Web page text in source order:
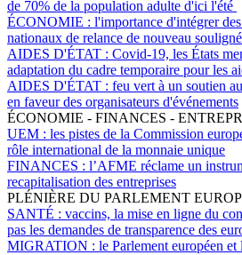
de 70% de la population adulte d'ici l'été
ÉCONOMIE : l'importance d'intégrer
nationaux de relance de nouveau
AIDES D'ÉTAT : Covid-19, les États
adaptation du cadre temporaire pour les
AIDES D'ÉTAT : feu vert à un soutien
en faveur des organisateurs d'événements
ÉCONOMIE - FINANCES -
UEM : les pistes de la Commission
rôle international de la monnaie unique
FINANCES : l’AFME réclame un
recapitalisation des entreprises
PLÉNIÈRE DU PARLEMENT
SANTÉ : vaccins, la mise en ligne du
pas les demandes de transparence des
MIGRATION : le Parlement européen